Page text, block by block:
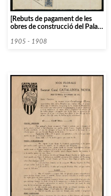
[Rebuts de pagament de les
obres de construcció del Palau
1905 - 1908